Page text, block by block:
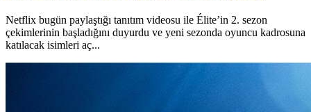
Netflix bugün paylaştığı tanıtım videosu ile Élite’in 2. sezon
çekimlerinin başladığını duyurdu ve yeni sezonda oyuncu kadrosuna
katılacak isimleri aç...